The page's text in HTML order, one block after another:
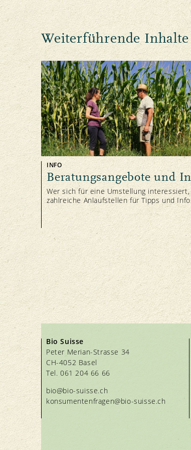
Hierbei gilt: Der Handel
biologische Futtermittel
umgeschlagen werden
Handel mit nicht
Hierbei gilt: Auf
Mittel auf nicht
Mittel dürfen nicht auf
gelagert werden.
Weitere Informationen: Teil II,
Weiterführende Inhalte
INFO
Beratungsangebote und
Wer sich für eine Umstellung
zahlreiche Anlaufstellen für Tipps und
Bio Suisse
Peter Merian-Strasse 34
CH-4052 Basel
Tel. 061 204 66 66
bio@bio-suisse.ch
konsumentenfragen@bio-suisse.ch